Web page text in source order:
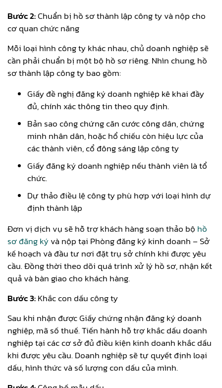
Bước 2:Chuẩn bị hồ sơ thành lập công ty và nộp cho
cơ quan chức năng
Mỗi loại hình công ty khác nhau, chủ doanh nghiệp sẽ
cần phải chuẩn bị một bộ hồ sơ riêng. Nhìn chung, hồ
sơ thành lập công ty bao gồm:
Giấy đề nghị đăng ký doanh nghiệp kê khai đầy
đủ, chính xác thông tin theo quy định.
Bản sao công chứng căn cước công dân, chứng
minh nhân dân, hoặc hổ chiếu còn hiệu lực của
các thành viên, cổ đông sáng lập công ty
Giấy đăng ký doanh nghiệp nếu thành viên là tổ
chức.
Dự thảo điều lệ công ty phù hợp với loại hình dự
định thành lập
Đơn vị dịch vụ sẽ hỗ trợ khách hàng soạn thảo bộ hồ
sơ đăng kývà nộp tại Phòng đăng ký kinh doanh – Sở
kế hoạch và đầu tư nơi đặt trụ sở chính khi được yêu
cầu. Đồng thời theo dõi quá trình xử lý hồ sơ, nhận kết
quả và bàn giao cho khách hàng.
Bước 3:Khắc con dấu công ty
Sau khi nhận được Giấy chứng nhận đăng ký doanh
nghiệp, mã số thuế. Tiến hành hỗ trợ khắc dấu doanh
nghiệp tại các cơ sở đủ điều kiện kinh doanh khắc dấu
khi được yêu cầu. Doanh nghiệp sẽ tự quyết định loại
dấu, hình thức và số lượng con dấu của mình.